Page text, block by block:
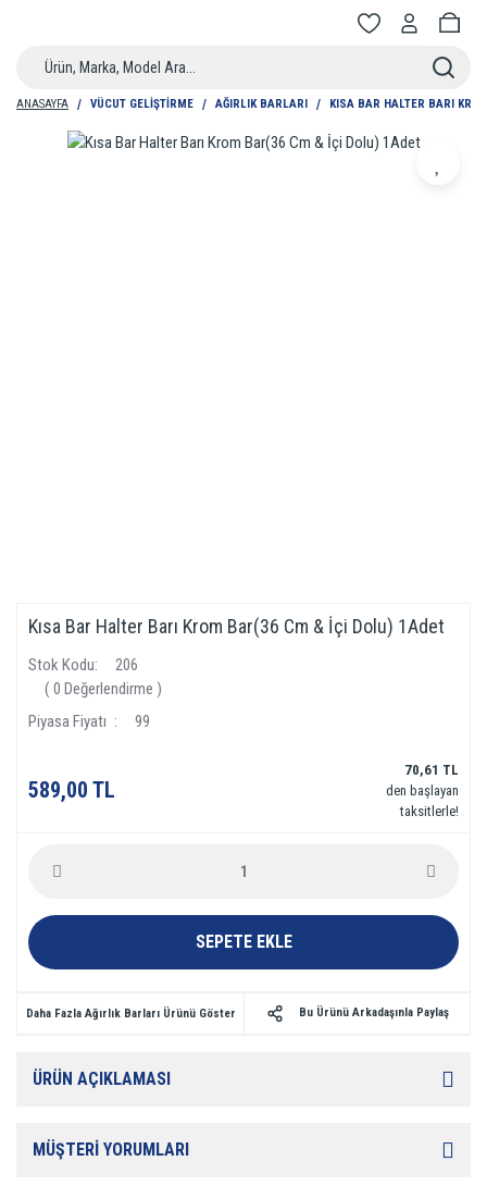
ANASAYFA VÜCUT GELIŞTIRME AĞIRLIK BARLARI KISA BAR HALTER BARI
Kısa Bar Halter Barı Krom Bar(36 Cm & İçi Dolu) 1Adet
Stok Kodu
206
( 0 Değerlendirme )
Piyasa Fiyatı
99
589,00 TL
70,61 TL
den başlayan
taksitlerle!
SEPETE EKLE
Daha Fazla Ağırlık Barları Ürünü Göster Bu Ürünü Arkadaşınla Paylaş
ÜRÜN AÇIKLAMASI
MÜŞTERİ YORUMLARI